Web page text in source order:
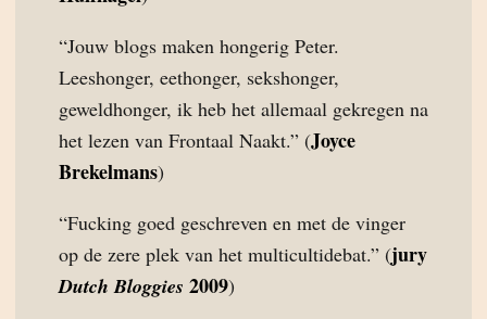
“Jouw blogs maken hongerig Peter.
Leeshonger, eethonger, sekshonger,
geweldhonger, ik heb het allemaal gekregen na
het lezen van Frontaal Naakt.” (Joyce
Brekelmans)
“Fucking goed geschreven en met de vinger
op de zere plek van het multicultidebat.” (jury
Dutch Bloggies 2009)